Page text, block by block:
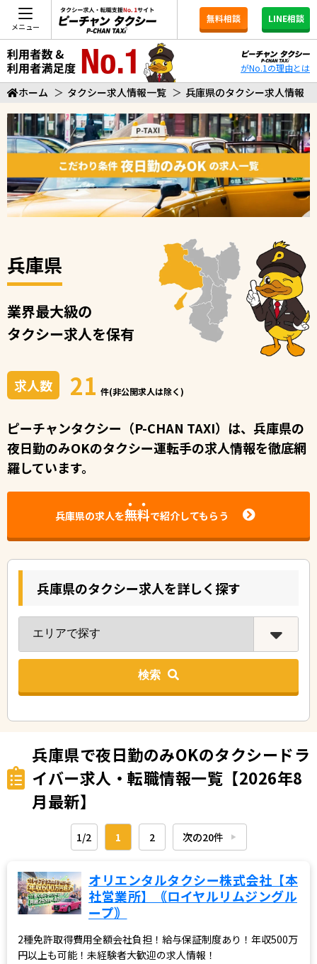
メニュー
無料相談 LINE相談
がNo.1の理由とは
ホーム ＞ タクシー求人情報一覧 ＞ 兵庫県のタクシー求人情報
兵庫県
業界最大級の
タクシー求人を保有
求人数 21 件(非公開求人は除く)
ピーチャンタクシー（P-CHAN TAXI）は、兵庫県の
夜日勤のみOKのタクシー運転手の求人情報を徹底網
羅しています。
兵庫県の求人を無料で紹介してもらう
兵庫県のタクシー求人を詳しく探す
検索
兵庫県で夜日勤のみOKのタクシードラ
イバー求人・転職情報一覧【2026年8
月最新】
1/2 1 2 次の20件 ▶︎
オリエンタルタクシー株式会社【本
社営業所】｟ロイヤルリムジングル
ープ｠
2種免許取得費用全額会社負担！給与保証制度あり！年収500万
円以上も可能！未経験者大歓迎の求人情報！